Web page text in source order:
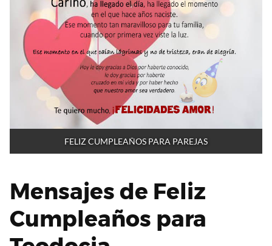
FELIZ CUMPLEAÑOS PARA PAREJAS
Mensajes de Feliz
Cumpleaños para